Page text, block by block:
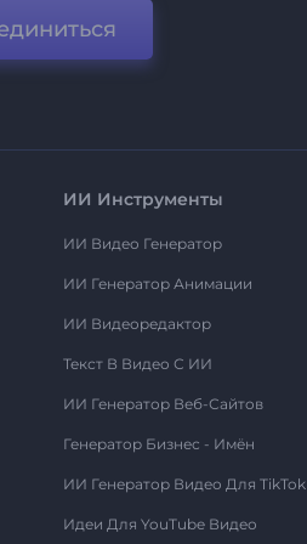
ИИ Инструменты
ИИ Видео Генератор
ИИ Генератор Анимации
ИИ Видеоредактор
Текст В Видео С ИИ
ИИ Генератор Веб-Сайтов
Генератор Бизнес - Имён
ИИ Генератор Видео Для TikTok
Идеи Для YouTube Видео